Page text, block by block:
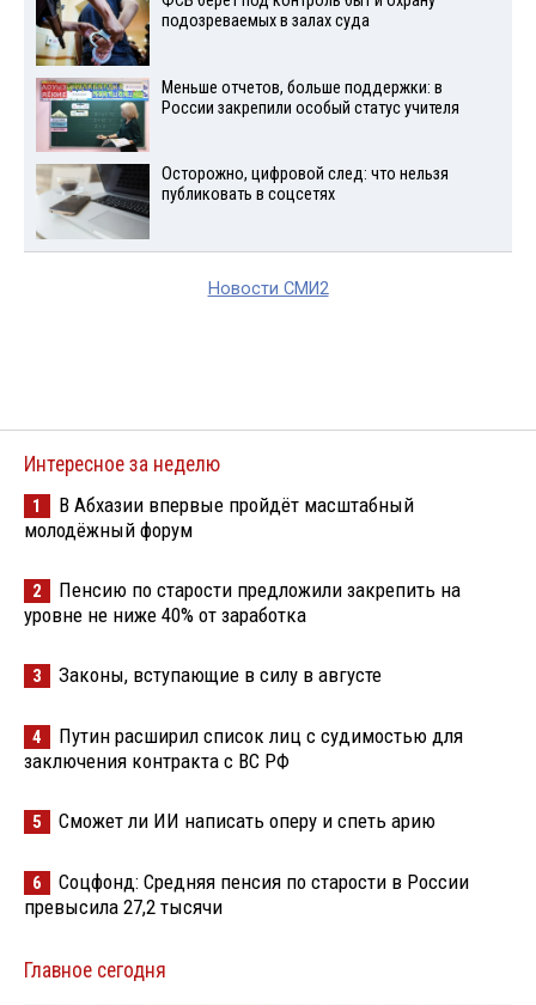
подозреваемых в залах суда
Меньше отчетов, больше поддержки: в
России закрепили особый статус учителя
Осторожно, цифровой след: что нельзя
публиковать в соцсетях
Новости СМИ2
Интересное за неделю
1
В Абхазии впервые пройдёт масштабный
молодёжный форум
2
Пенсию по старости предложили закрепить на
уровне не ниже 40% от заработка
3 Законы, вступающие в силу в августе
4
Путин расширил список лиц с судимостью для
заключения контракта с ВС РФ
5 Сможет ли ИИ написать оперу и спеть арию
6
Соцфонд: Средняя пенсия по старости в России
превысила 27,2 тысячи
Главное сегодня